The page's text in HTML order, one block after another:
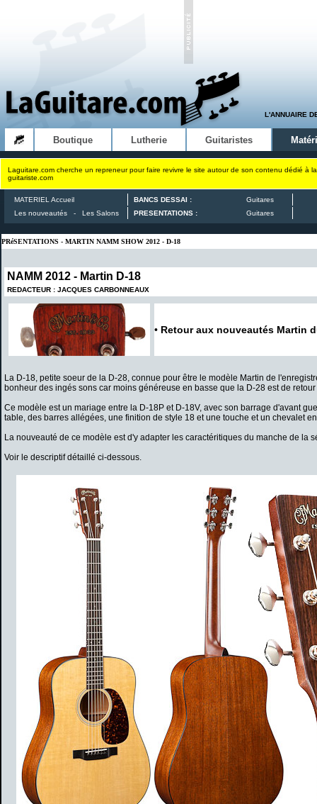
L'ANNUAIRE
Boutique Lutherie Guitaristes
Laguitare.com cherche un repreneur pour faire revivre le site autour de son contenu dédié à
guitariste.com
MATERIEL Accueil BANCS DESSAI :
Guitares
Les nouveautés
- Les Salons PRESENTATIONS : Guitares
PRéSENTATIONS - MARTIN NAMM SHOW 2012 - D-18
NAMM 2012 - Martin D-18
REDACTEUR : JACQUES CARBONNEAUX
• Retour aux nouveautés Martin
La D-18, petite soeur de la D-28, connue pour être le modèle Martin de
bonheur des ingés sons car moins généreuse en basse que la D-28 est de
Ce modèle est un mariage entre la D-18P et D-18V, avec son barrage d'avant
table, des barres allégées, une finition de style 18 et une touche et un chevalet
La nouveauté de ce modèle est d'y adapter les caractéritiques du manche de la
Voir le descriptif détaillé ci-dessous.